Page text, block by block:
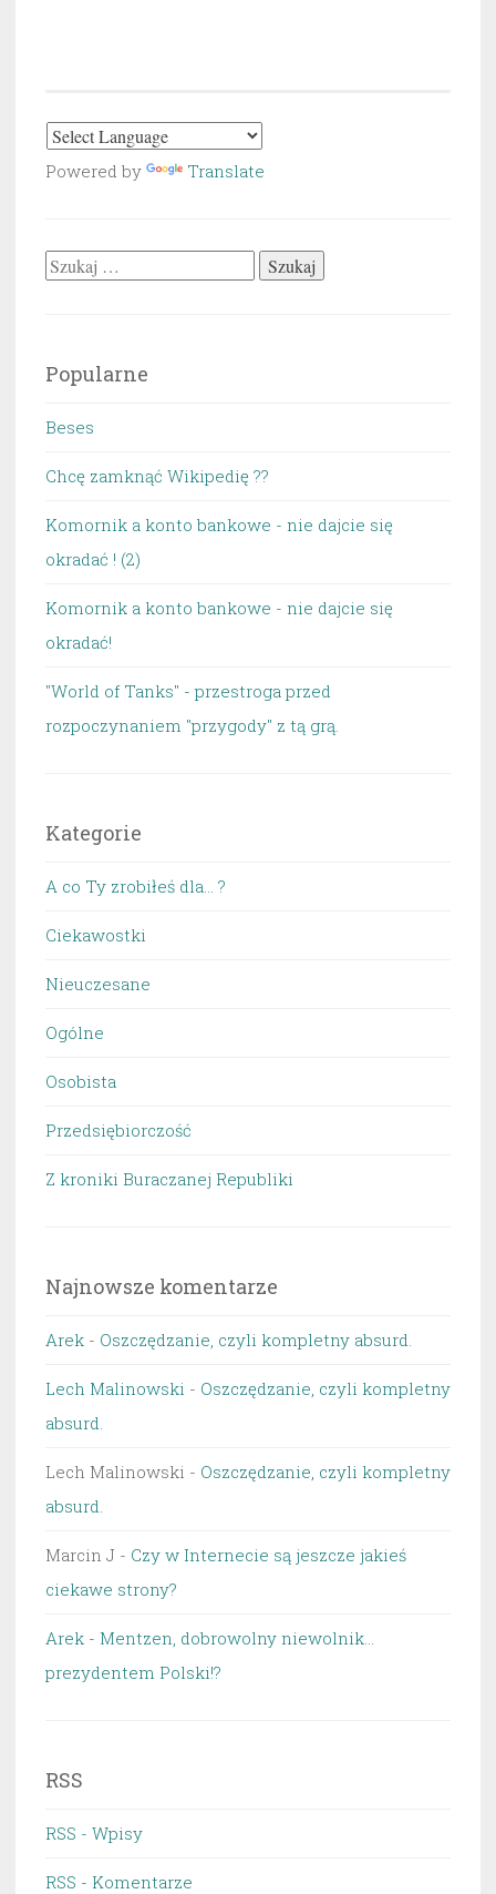
Powered by Translate
Szukaj:
Popularne
Beses
Chcę zamknąć Wikipedię ??
Komornik a konto bankowe - nie dajcie się
okradać ! (2)
Komornik a konto bankowe - nie dajcie się
okradać!
"World of Tanks" - przestroga przed
rozpoczynaniem "przygody" z tą grą.
Kategorie
A co Ty zrobiłeś dla… ?
Ciekawostki
Nieuczesane
Ogólne
Osobista
Przedsiębiorczość
Z kroniki Buraczanej Republiki
Najnowsze komentarze
Arek - Oszczędzanie, czyli kompletny absurd.
Lech Malinowski - Oszczędzanie, czyli kompletny
absurd.
Lech Malinowski - Oszczędzanie, czyli kompletny
absurd.
Marcin J - Czy w Internecie są jeszcze jakieś
ciekawe strony?
Arek - Mentzen, dobrowolny niewolnik…
prezydentem Polski!?
RSS
RSS - Wpisy
RSS - Komentarze